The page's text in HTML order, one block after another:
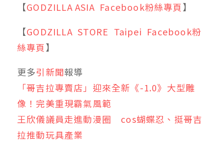
【GODZILLA ASIA Facebook粉絲專頁】
【GODZILLA STORE Taipei Facebook粉
絲專頁】
更多引新聞報導
「哥吉拉專賣店」迎來全新《-1.0》大型雕
像！完美重現霸氣風範
王欣儀議員走進動漫圈 cos蝴蝶忍、挺哥吉
拉推動玩具產業